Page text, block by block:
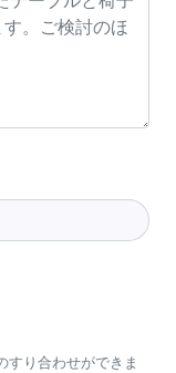
すり合わせができま